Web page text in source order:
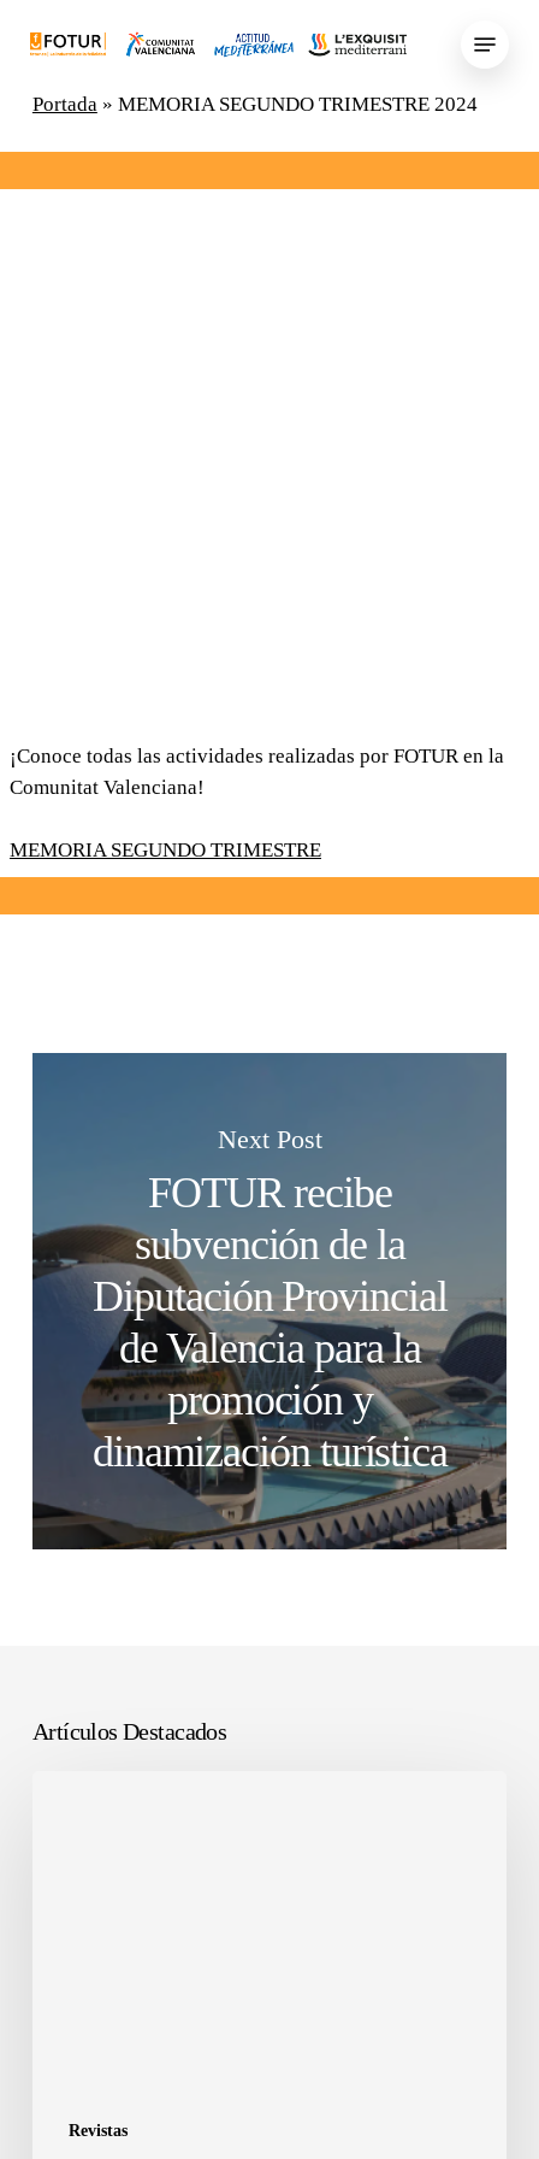
contentPortada» MEMORIA SEGUNDO TRIMESTRE 2024
¡Conoce todas las actividades realizadas por FOTUR en la
Comunitat Valenciana!
MEMORIA SEGUNDO TRIMESTRE
Next Post
FOTUR recibe
subvención de la
Diputación Provincial
de Valencia para la
promoción y
dinamización turística
Artículos Destacados
Revistas